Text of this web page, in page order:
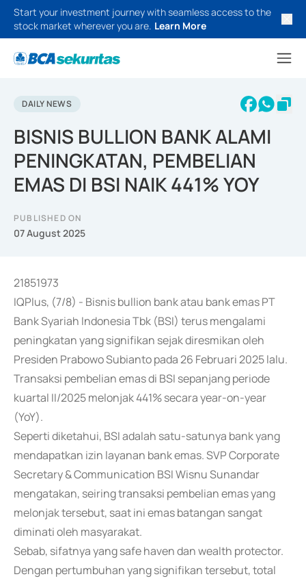
Start your investment journey with seamless access to the
stock market wherever you are. Learn More
DAILY NEWS
BISNIS BULLION BANK ALAMI
PENINGKATAN, PEMBELIAN
EMAS DI BSI NAIK 441% YOY
PUBLISHED ON
07 August 2025
21851973
IQPlus, (7/8) - Bisnis bullion bank atau bank emas PT
Bank Syariah Indonesia Tbk (BSI) terus mengalami
peningkatan yang signifikan sejak diresmikan oleh
Presiden Prabowo Subianto pada 26 Februari 2025 lalu.
Transaksi pembelian emas di BSI sepanjang periode
kuartal II/2025 melonjak 441% secara year-on-year
(YoY).
Seperti diketahui, BSI adalah satu-satunya bank yang
mendapatkan izin layanan bank emas. SVP Corporate
Secretary & Communication BSI Wisnu Sunandar
mengatakan, seiring transaksi pembelian emas yang
melonjak tersebut, saat ini emas batangan sangat
diminati oleh masyarakat.
Sebab, sifatnya yang safe haven dan wealth protector.
Dengan pertumbuhan yang signifikan tersebut, total